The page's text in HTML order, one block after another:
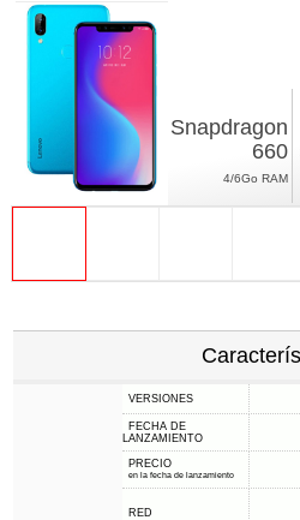
Snapdragon
660
4/6Go RAM
VERSIONES
FECHA DE
LANZAMIENTO
PRECIO
en la fecha de lanzamiento
RED